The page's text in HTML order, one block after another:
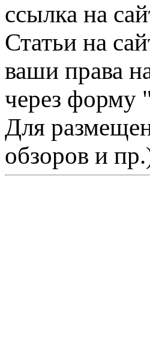
ссылка на
Статьи на
ваши права
через форму
Для
обзоров и